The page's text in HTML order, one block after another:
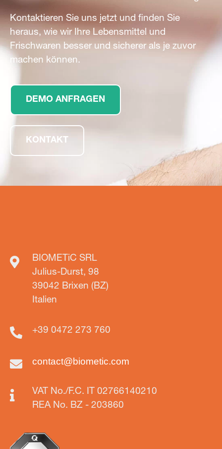
Kontaktieren Sie uns jetzt und finden Sie
heraus, wie wir Ihre Lebensmittel und
Frischwaren besser und sicherer als je zuvor
machen können.
DEMO ANFRAGEN
KONTAKT
BIOMETiC SRL
Julius-Durst, 98
39042 Brixen (BZ)
Italien
+39 0472 273 760
contact@biometic.com
VAT No./F.C. IT 02766140210
REA No. BZ - 203860